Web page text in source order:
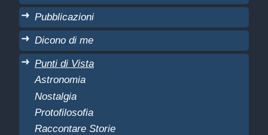
Pubblicazioni
Dicono di me
Punti di Vista
Astronomia
Nostalgia
Protofilosofia
Raccontare Storie